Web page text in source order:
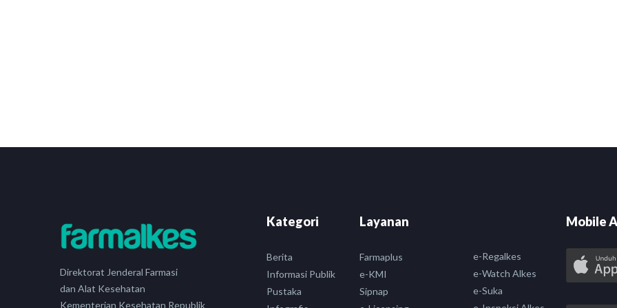
Direktorat Jenderal Farmasi
dan Alat Kesehatan
Kementerian Kesehatan Republik
Kategori
Berita
Informasi Publik
Pustaka
Layanan
Farmaplus
e-KMI
Sipnap
e-Regalkes
e-Watch Alkes
e-Suka
Mobile